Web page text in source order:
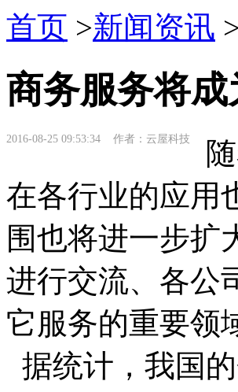
首页 >新闻资讯
商务服务将
2016-08-25 09:53:34 作者：云屋科技
在各行业的应用
围也将进一步扩
进行交流、各公
它服务的重要领
据统计，我国